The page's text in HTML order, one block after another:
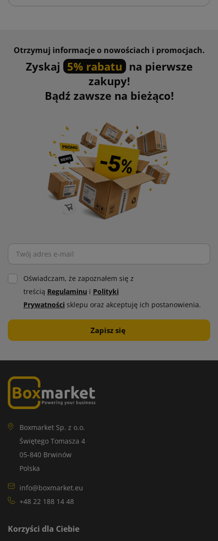
Otrzymuj informacje o nowościach i promocjach.
Zyskaj 5% rabatu na pierwsze
zakupy!
Bądź zawsze na bieżąco!
Oświadczam, że zapoznałem się z
treścią Regulaminu i Polityki
Prywatności sklepu oraz akceptuję ich postanowienia.
Boxmarket Sp. z o.o.
Świętego Tomasza 4
05-840 Brwinów
Polska
info@boxmarket.eu
+48 22 188 14 48
Korzyści dla Ciebie